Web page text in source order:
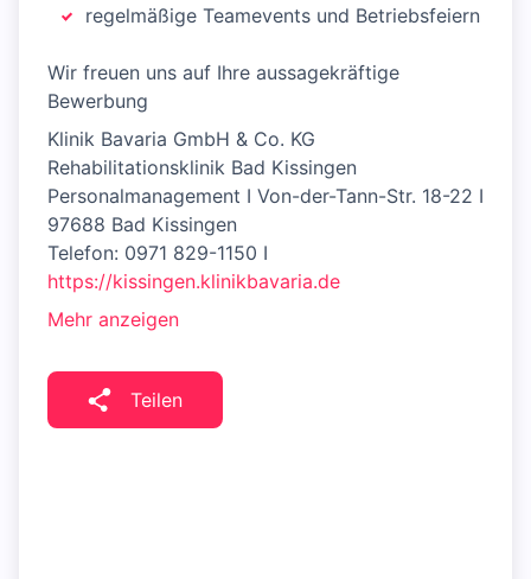
regelmäßige Teamevents und Betriebsfeiern
Wir freuen uns auf Ihre aussagekräftige
Bewerbung
Klinik Bavaria GmbH & Co. KG
Rehabilitationsklinik Bad Kissingen
Personalmanagement I Von-der-Tann-Str. 18-22 I
97688 Bad Kissingen
Telefon: 0971 829-1150 I
https://kissingen.klinikbavaria.de
Mehr anzeigen
Teilen